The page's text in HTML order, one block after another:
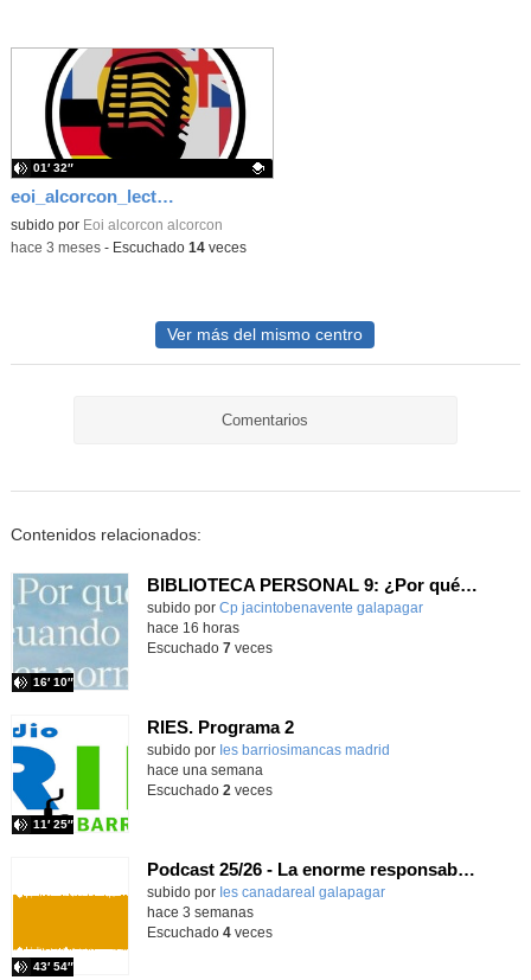
eoi_alcorcon_lecturas_español_día_del_libro_2026
Contenido educativo.
subido por Eoi alcorcon alcorcon
01′ 32″
-hace 3 meses- Escuchado 14veces
Ver más del mismo centro
Comentarios
Contenidos relacionados:
BIBLIOTECA PERSONAL 9: ¿Por qué ser feliz cuando puedes ser normal?
Contenido educativo.
subido por Cp jacintobenavente galapagar
16′ 10″
-
hace 16 horas
Escuchado 7veces
RIES. Programa 2
Contenido educativo.
subido por Ies barriosimancas madrid
11′ 25″
hace una semana
Escuchado 2 veces
Podcast 25/26 - La enorme responsabilidad de ser juez
subido por Ies canadareal galapagar
43′ 54″
-
hace 3 semanas
Escuchado 4veces